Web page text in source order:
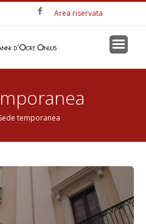
Area riservata
temporanea